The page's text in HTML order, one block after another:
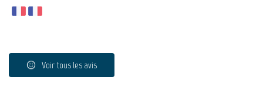
Voir tous les avis